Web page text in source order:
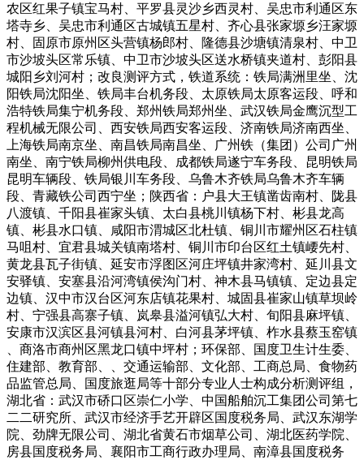
农区红果子镇宝马村、平罗县灵沙乡西灵村、吴忠市利通区东
塔寺乡、吴忠市利通区古城镇五星村、齐心县张家塬乡汪家塬
村、固原市原州区头营镇杨郎村、隆德县沙塘镇清泉村、中卫
市沙坡头区常乐镇、中卫市沙坡头区送水桥镇夹道村、彭阳县
城阳乡刘河村；改良测评方式，铁道系统：铁局满洲里坐、沈
阳铁局沈阳坐、铁局丰台机务段、太原铁局太原客运段、呼和
浩特铁局集宁机务段、郑州铁局郑州坐、武汉铁局金鹰沉型工
程机械无限公司、西安铁局西安客运段、济南铁局济南西坐、
上海铁局南京坐、南昌铁局南昌坐、广州铁（集团）公司广州
南坐、南宁铁局柳州供电段、成都铁局遂宁车务段、昆明铁局
昆明车辆段、铁局银川车务段、乌鲁木齐铁局乌鲁木齐车辆
段、青藏铁公司西宁坐；陕西省：户县大王镇凿齿南村、陇县
八渡镇、千阳县崔家头镇、太白县桃川镇杨下村、彬县龙高
镇、彬县水口镇、咸阳市渭城区北杜镇、铜川市耀州区石柱镇
马咀村、宜君县城关镇南塔村、铜川市印台区红土镇崾先村、
黄龙县瓦子街镇、延安市浮图区河庄坪镇井家湾村、延川县文
安驿镇、安塞县沿河湾镇侯沟门村、神木县马镇镇、定边县定
边镇、汉中市汉台区河东店镇花果村、城固县崔家山镇草坝岭
村、宁强县高寨子镇、岚皋县溢河镇弘大村、旬阳县麻坪镇、
安康市汉滨区县河镇县河村、白河县茅坪镇、柞水县蔡玉窑镇
、商洛市商州区黑龙口镇中坪村；环保部、国度卫生计生委、
住建部、教育部、、交通运输部、文化部、工商总局、食物药
品监管总局、国度旅逛局等十部分专业人士构成分析测评组，
湖北省：武汉市硚口区崇仁小学、中国船舶沉工集团公司第七
二二研究所、武汉市经济手艺开辟区国度税务局、武汉东湖学
院、劲牌无限公司、湖北省黄石市烟草公司、湖北医药学院、
房县国度税务局、襄阳市工商行政办理局、南漳县国度税务